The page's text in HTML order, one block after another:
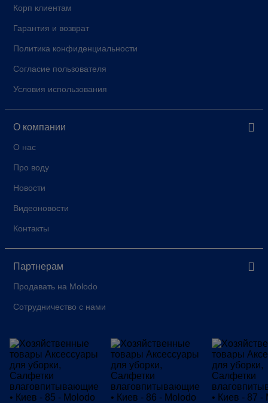
Корп клиентам
Гарантия и возврат
Политика конфиденциальности
Согласие пользователя
Условия использования
О компании
О нас
Про воду
Новости
Видеоновости
Контакты
Партнерам
Продавать на Molodo
Сотрудничество с нами